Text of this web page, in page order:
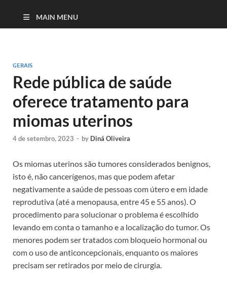
MAIN MENU
GERAIS
Rede pública de saúde
oferece tratamento para
miomas uterinos
4 de setembro, 2023 - by Diná Oliveira
Os miomas uterinos são tumores considerados benignos,
isto é, não cancerígenos, mas que podem afetar
negativamente a saúde de pessoas com útero e em idade
reprodutiva (até a menopausa, entre 45 e 55 anos). O
procedimento para solucionar o problema é escolhido
levando em conta o tamanho e a localização do tumor. Os
menores podem ser tratados com bloqueio hormonal ou
com o uso de anticoncepcionais, enquanto os maiores
precisam ser retirados por meio de cirurgia.